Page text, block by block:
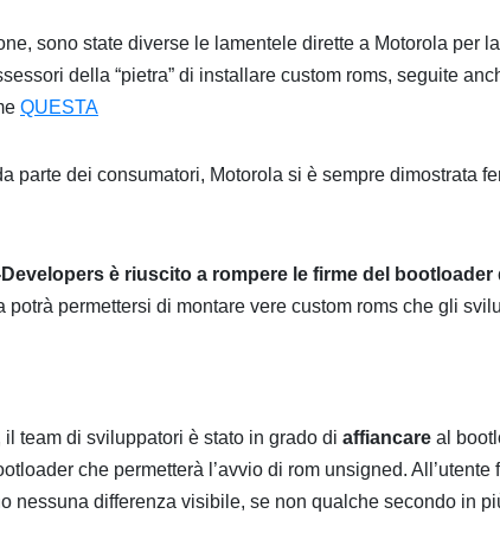
sono state diverse le lamentele dirette a Motorola per
della “pietra” di installare custom roms, seguite
QUESTA
parte dei consumatori, Motorola si è sempre dimostrata
è riuscito a rompere le firme del bootloader
potrà permettersi di montare vere custom roms che gli
team di sviluppatori è stato in grado di affiancare al
che permetterà l’avvio di rom unsigned. All’utente
nessuna differenza visibile, se non qualche secondo in